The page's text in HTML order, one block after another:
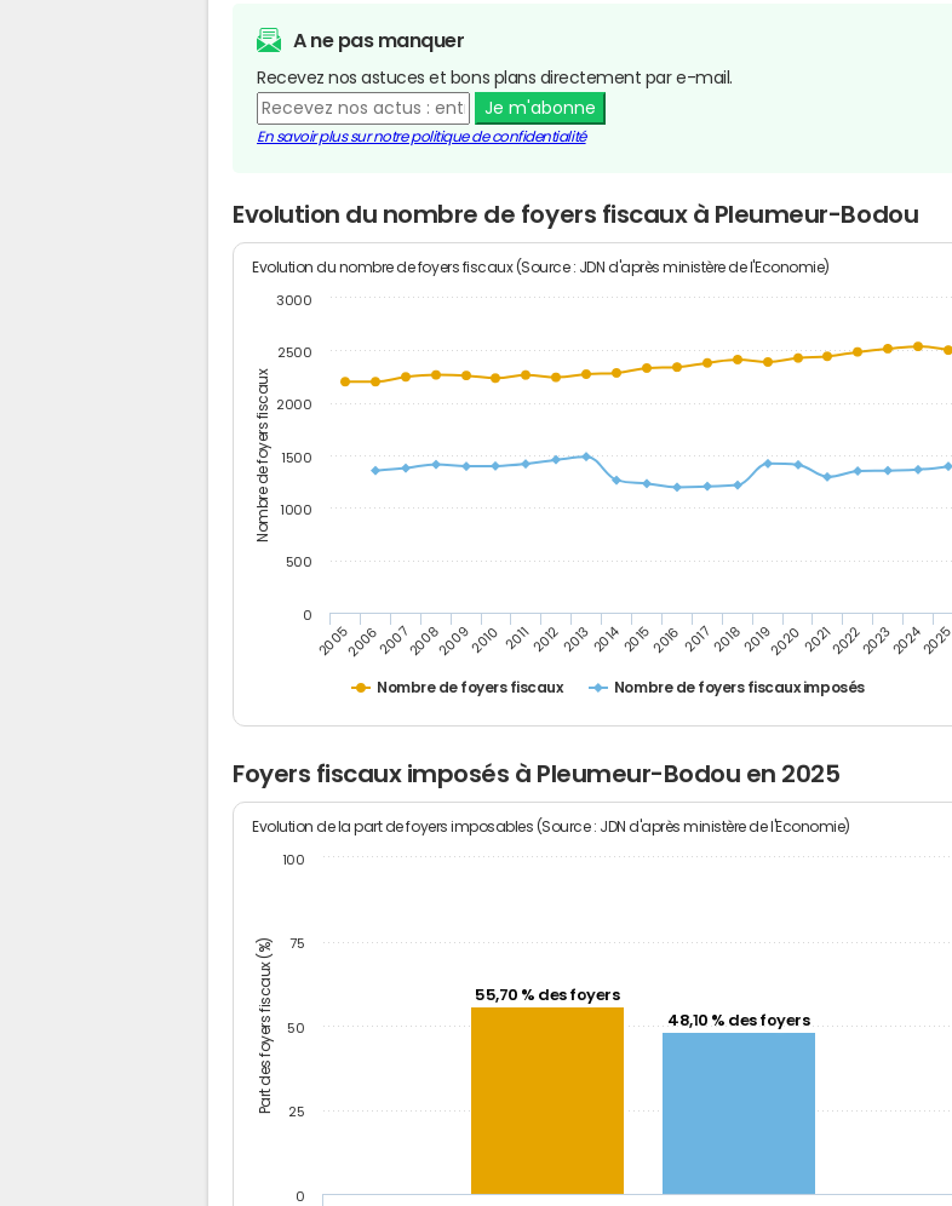
A ne pas manquer
Recevez nos astuces et bons plans directement par e-mail.
Je m'abonne
En savoir plus sur notre politique de confidentialité
Evolution du nombre de foyers fiscaux à Pleumeur-Bodou
Nombre de foyers fiscaux
Evolution du nombre de foyers fiscaux (Source : JDN d'après ministère de l'Economie)
Nombre de foyers fiscaux Nombre de foyers fiscaux imposés
200520062007200820092010 201120122013201420152016 201720182019202020212022202320242025
0
500
1000
1500
2000
2500
3000
Foyers fiscaux imposés à Pleumeur-Bodou en 2025
Part des foyers fiscaux (%)
Evolution de la part de foyers imposables (Source : JDN d'après ministère de l'Economie)
55,70 % des foyers
48,10 % des foyers
0
25
50
75
100